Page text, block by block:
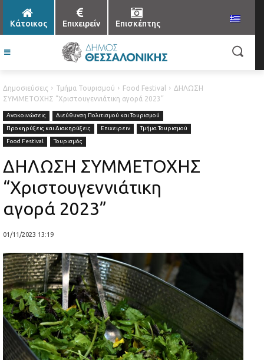
Κάτοικος Επιχειρείν Επισκέπτης
Δημοσιεύσεις Τμήμα Τουρισμού Food Festival
ΔΗΛΩΣΗ
ΣΥΜΜΕΤΟΧΗΣ “Χριστουγεννιάτικη αγορά 2023”
Ανακοινώσεις
Διεύθυνση Πολιτισμού και Τουρισμού
Προκηρύξεις και Διακηρύξεις
Επιχειρειν
Τμήμα Τουρισμού
Food Festival
Τουρισμός
ΔΗΛΩΣΗ ΣΥΜΜΕΤΟΧΗΣ
“Χριστουγεννιάτικη
αγορά 2023”
01/11/2023 13:19